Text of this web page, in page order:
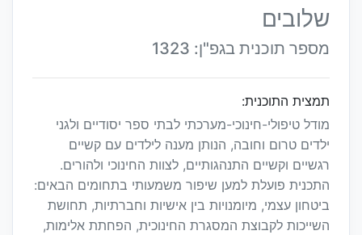
שלובים
מספר תוכנית בגפ"ן: 1323
תמצית התוכנית:
מודל טיפולי-חינוכי-מערכתי לבתי ספר יסודיים ולגני
ילדים טרום וחובה, הנותן מענה לילדים עם קשיים
רגשיים וקשיים התנהגותיים, לצוות החינוכי ולהורים.
התכנית פועלת למען שיפור משמעותי בתחומים הבאים:
ביטחון עצמי, מיומנויות בין אישיות וחברתיות, תחושת
השייכות לקבוצת המסגרת החינוכית, הפחתת אלימות,